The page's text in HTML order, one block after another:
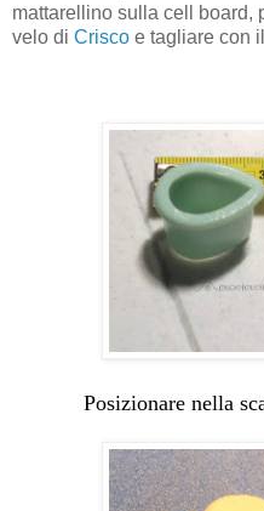
mattarellino sulla cell board,
velo di Crisco e tagliare con
Posizionare nella